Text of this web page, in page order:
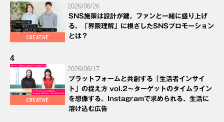
2026/06/26
SNS施策は設計が鍵。ファンと一緒に盛り上げ
る、「界隈理解」に根ざしたSNSプロモーション
とは？
4
2026/06/17
プラットフォームと共創する「生活者インサイ
ト」の捉え方 vol.2～ターゲットのタイムライン
を想像する。Instagramで求められる、生活に
溶け込む広告